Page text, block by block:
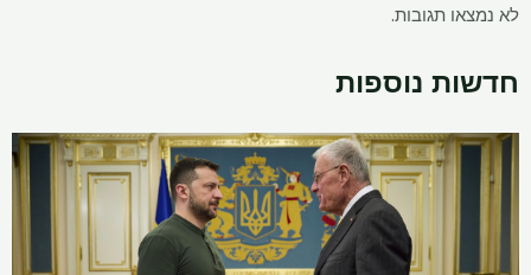
לא נמצאו תגובות.
חדשות נוספות